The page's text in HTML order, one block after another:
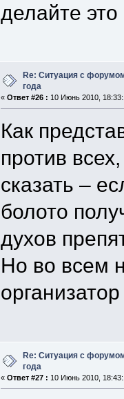
делайте
Re: Ситуация с
года
« Ответ #26 : 10 Июнь 2010,
Как
против
сказать –
болото
духов
Но во всем
Re: Ситуация с
года
« Ответ #27 : 10 Июнь 2010,